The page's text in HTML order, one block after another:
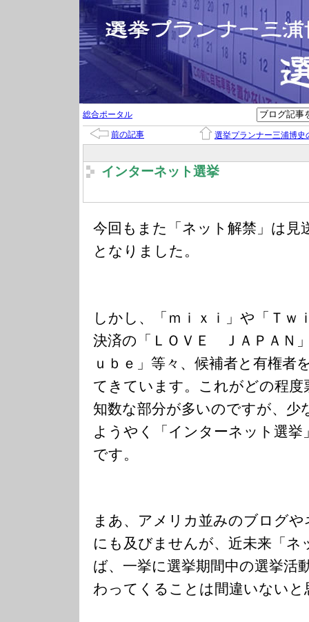
総合ポータル
前の記事 選挙プランナー三浦博史
インターネット選挙
今回もまた「ネット解禁」は見
となりました。
しかし、「ｍｉｘｉ」や「Ｔｗ
決済の「ＬＯＶＥ ＪＡＰＡＮ
ｕｂｅ」等々、候補者と有権者
てきています。これがどの程
知数な部分が多いのですが、少
ようやく「インターネット選
です。
まあ、アメリカ並みのブログ
にも及びませんが、近未来「ネ
ば、一挙に選挙期間中の選挙活
わってくることは間違いないと